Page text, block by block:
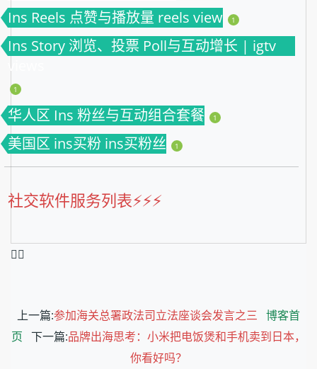
Ins Reels 点赞与播放量 reels view 1
Ins Story 浏览、投票 Poll与互动增长 | igtv
views
1
华人区 Ins 粉丝与互动组合套餐 1
美国区 ins买粉 ins买粉丝 1
社交软件服务列表⚡️⚡️⚡️
❤️‍🔥
上一篇:参加海关总署政法司立法座谈会发言之三 博客首
页 下一篇:品牌出海思考：小米把电饭煲和手机卖到日本，
你看好吗？